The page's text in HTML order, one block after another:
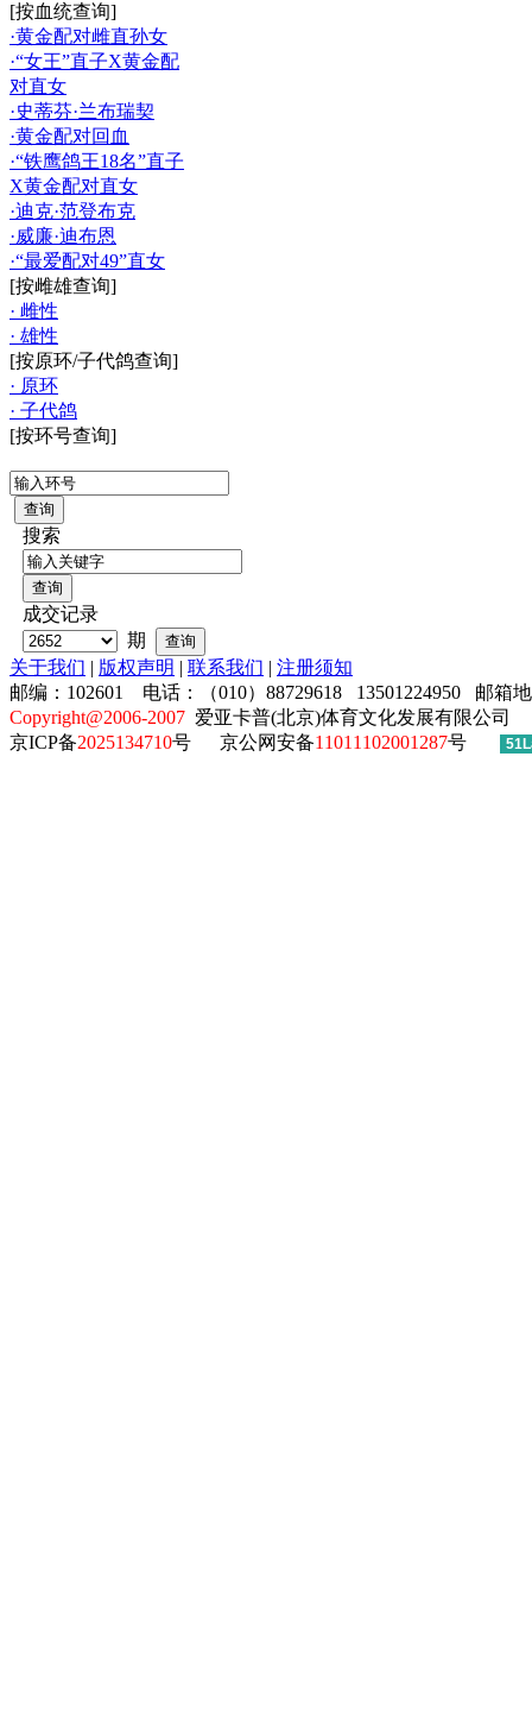
[按血统查询]
·黄金配对雌直孙女
·“女王”直子X黄金配
对直女
·史蒂芬·兰布瑞契
·黄金配对回血
·“铁鹰鸽王18名”直子
X黄金配对直女
·迪克·范登布克
·威廉·迪布恩
·“最爱配对49”直女
[按雌雄查询]
· 雌性
· 雄性
[按原环/子代鸽查询]
· 原环
· 子代鸽
[按环号查询]
搜索
成交记录
期
关于我们 | 版权声明 | 联系我们 | 注册须知
邮编：102601 电话：（010）88729618 13501224950 邮箱
Copyright@2006-2007 爱亚卡普(北京)体育文化发展有限公司
京ICP备2025134710号 京公网安备11011102001287号